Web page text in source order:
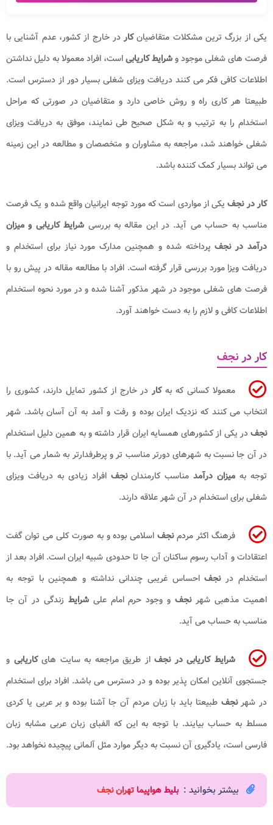
یکی از بزرگ ترین مشکلات متقاضیانکاردر خارج از کشور، عدم آشنایی با
فرصت های شغلی موجود وشرایط کاریابیاست، افراد معمولا به دلیل نداشتن
اطلاعات کافی فکر می کنند دریافت ویزای شغلی بسیار دور از دسترس است.
طبیعتا هر کاری راه و روش خاصی دارد و متقاضیان در صورتی که مراحل
استخدام را به ترتیب و به شکل صحیح طی نمایند، موفق به دریافت ویزای
شغلی خواهند شد، مراجعه به مشاوران و متخصصان و مطالعه در این زمینه
می تواند بسیار کمک کننده باشد.
کار در نجفیکی از مواردی است که مورد توجه ایرانیان واقع شده و یک فرصت
مناسب به حساب می آید. در این مقاله به بررسی شرایط کاریابی و میزان
درآمد در نجف پرداخته شده و همچنین مدارک مورد نیاز برای استخدام و
دریافت ویزا مورد بررسی قرار گرفته است. افراد با مطالعه مقاله در پیش رو با
فرصت های شغلی موجود در شهر مذکور آشنا شده و در مورد نحوه استخدام
اطلاعات کافی و لازم را به دست خواهند آورد.
کار در نجف
معمولا کسانی که بهکار در خارج از کشور تمایل دارند، کشوری را
انتخاب می کنند که نزدیک ایران بوده و رفت و آمد به آن آسان باشد. شهر
نجفدر یکی از کشورهای همسایه ایران قرار داشته و به همین دلیل استخدام
در آن جا نسبت به شهرهای دورتر مناسب تر و پرطرفدارتر به شمار می آید. با
توجه به میزان درآمدمناسب کارمنداننجفافراد زیادی به دریافت ویزای
شغلی برای استخدام در آن شهر علاقه دارند.
فرهنگ اکثر مردمنجف اسلامی بوده و به صورت کلی می توان گفت
اعتقادات و آداب رسوم ساکنان آن جا تا حدودی شبیه ایران است. افراد بعد از
استخدام درنجفاحساس غریبی چندانی نداشته و همچنین با توجه به
اهمیت مذهبی شهرنجف و وجود حرم امام علیشرایط زندگی در آن جا
مناسب به حساب می آید.
شرایط کاریابی در نجفاز طریق مراجعه به سایت هایکاریابی و
جستجوی آنلاین امکان پذیر بوده و در دسترس می باشد. افراد برای استخدام
در شهرنجفطبیعتا باید با زبان مردم آن جا آشنا بوده و بر عربی یا کردی
مسلط به حساب بیایند. با توجه به این که الفبای زبان عربی مشابه زبان
فارسی است، یادگیری آن نسبت به دیگر موارد مثل آلمانی پیچیده نخواهد بود.
بیشتر بخوانید : بلیط هواپیما تهران نجف